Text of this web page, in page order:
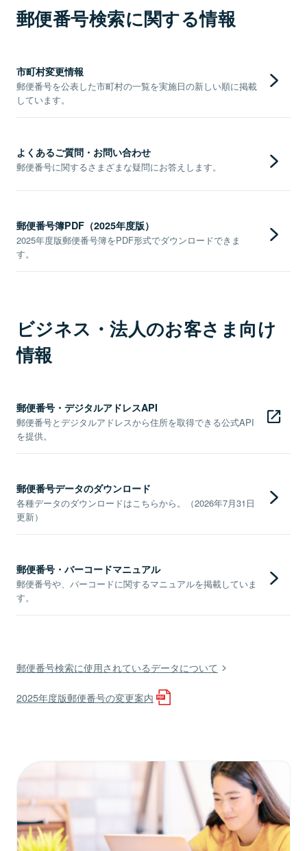
郵便番号検索に関する情報
市町村変更情報
郵便番号を公表した市町村の一覧を実施日の新しい順に掲載
しています。
よくあるご質問・お問い合わせ
郵便番号に関するさまざまな疑問にお答えします。
郵便番号簿PDF（2025年度版）
2025年度版郵便番号簿をPDF形式でダウンロードできま
す。
ビジネス・法人のお客さま向け
情報
郵便番号・デジタルアドレスAPI
郵便番号とデジタルアドレスから住所を取得できる公式API
を提供。
郵便番号データのダウンロード
各種データのダウンロードはこちらから。（2026年7月31日
更新）
郵便番号・バーコードマニュアル
郵便番号や、バーコードに関するマニュアルを掲載していま
す。
郵便番号検索に使用されているデータについて
2025年度版郵便番号の変更案内